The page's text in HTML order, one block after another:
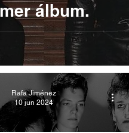
álbum.
Rafa Jiménez
10 jun 2024